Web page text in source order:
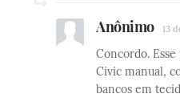
Anônimo 13
Concordo.
Civic manual,
bancos em